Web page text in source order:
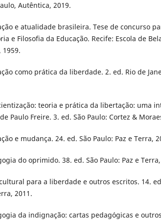
Autêntica, 2019.
e atualidade brasileira. Tese de concurso
e Filosofia da Educação. Recife: Escola de
1959.
como prática da liberdade. 2. ed. Rio de
teoria e prática da libertação: uma
Paulo Freire. 3. ed. São Paulo: Cortez &
e mudança. 24. ed. São Paulo: Paz e Terra,
do oprimido. 38. ed. São Paulo: Paz e
cultural para a liberdade e outros escritos. 14.
2011.
da indignação: cartas pedagógicas e